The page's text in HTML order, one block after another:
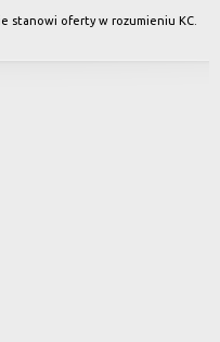
stanowi oferty w rozumieniu KC.